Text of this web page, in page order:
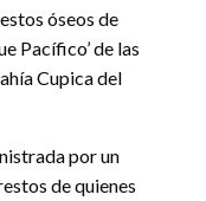
óseos de
Pacífico’ de las
Cupica del
por un
de quienes